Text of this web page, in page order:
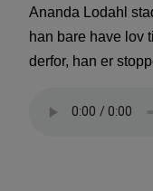
Ananda Lodahl
han bare have lov
derfor, han er